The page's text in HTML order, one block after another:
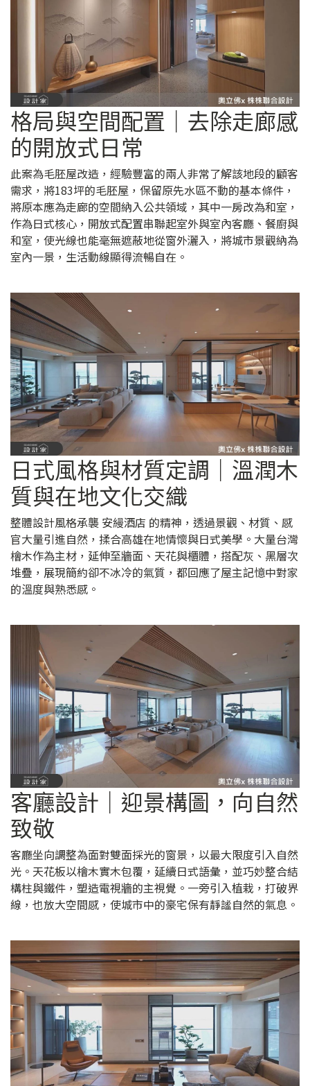
格局與空間配置｜去除走廊感
的開放式日常
此案為毛胚屋改造，經驗豐富的兩人非常了解該地段的顧客
需求，將183坪的毛胚屋，保留原先水區不動的基本條件，
將原本應為走廊的空間納入公共領域，其中一房改為和室，
作為日式核心，開放式配置串聯起室外與室內客廳、餐廚與
和室，使光線也能毫無遮蔽地從窗外灑入，將城市景觀納為
室內一景，生活動線顯得流暢自在。
日式風格與材質定調｜溫潤木
質與在地文化交織
整體設計風格承襲 安縵酒店 的精神，透過景觀、材質、感
官大量引進自然，揉合高雄在地情懷與日式美學。大量台灣
檜木作為主材，延伸至牆面、天花與櫃體，搭配灰、黑層次
堆疊，展現簡約卻不冰冷的氣質，都回應了屋主記憶中對家
的溫度與熟悉感。
客廳設計｜迎景構圖，向自然
致敬
客廳坐向調整為面對雙面採光的窗景，以最大限度引入自然
光。天花板以檜木實木包覆，延續日式語彙，並巧妙整合結
構柱與鐵件，塑造電視牆的主視覺。一旁引入植栽，打破界
線，也放大空間感，使城市中的豪宅保有靜謐自然的氣息。